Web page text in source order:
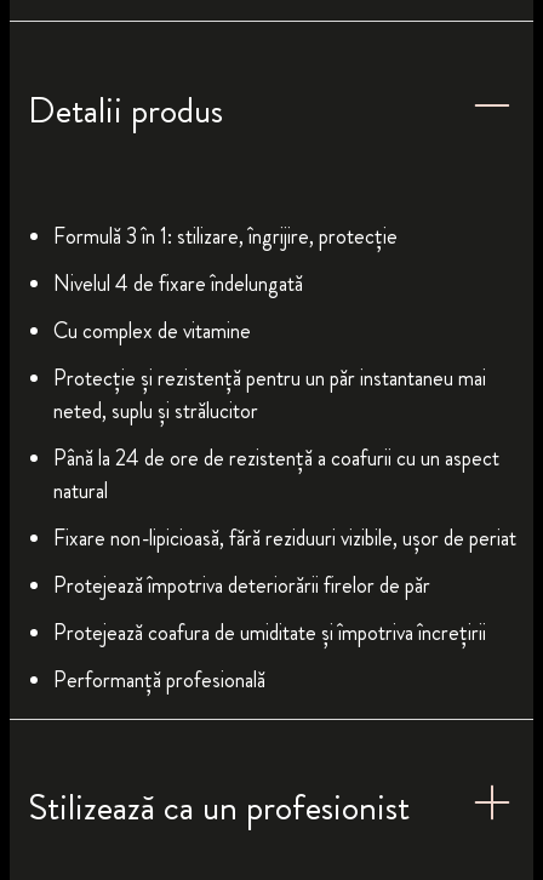
Detalii produs
Formulă 3 în 1: stilizare, îngrijire, protecție
Nivelul 4 de fixare îndelungată
Cu complex de vitamine
Protecție și rezistență pentru un păr instantaneu mai
neted, suplu și strălucitor
Până la 24 de ore de rezistență a coafurii cu un aspect
natural
Fixare non-lipicioasă, fără reziduuri vizibile, ușor de periat
Protejează împotriva deteriorării firelor de păr
Protejează coafura de umiditate și împotriva încrețirii
Performanță profesională
Stilizează ca un profesionist